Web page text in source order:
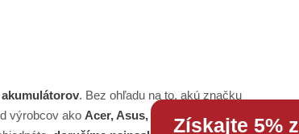
. Bez ohľadu na to, akú značku
výrobcov ako Acer, Asus, Dell, FujitsuZískajte 5%